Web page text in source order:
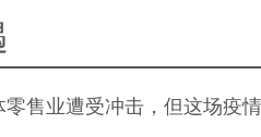
售业遭受冲击，但这场疫